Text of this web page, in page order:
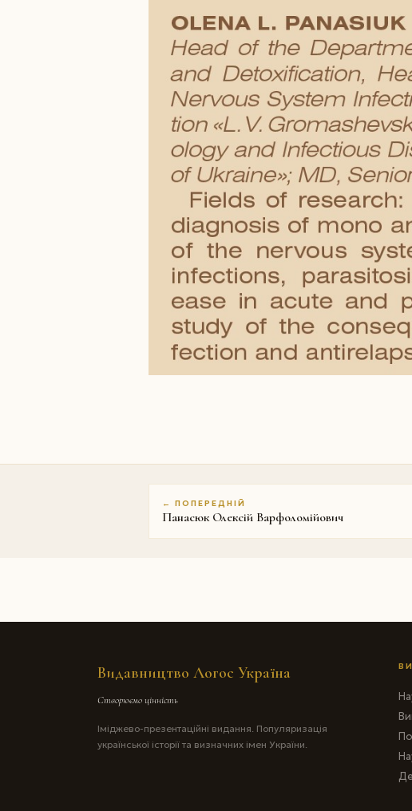
← ПОПЕРЕДНІЙ
Панасюк Олексій Варфоломійович
Видавництво Логос Україна
Створюємо цінність
Іміджево-презентаційні видання. Популяризація
української історії та визначних імен України.